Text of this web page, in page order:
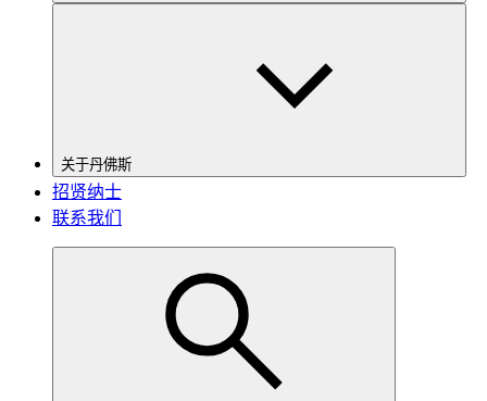
关于丹佛斯
招贤纳士
联系我们